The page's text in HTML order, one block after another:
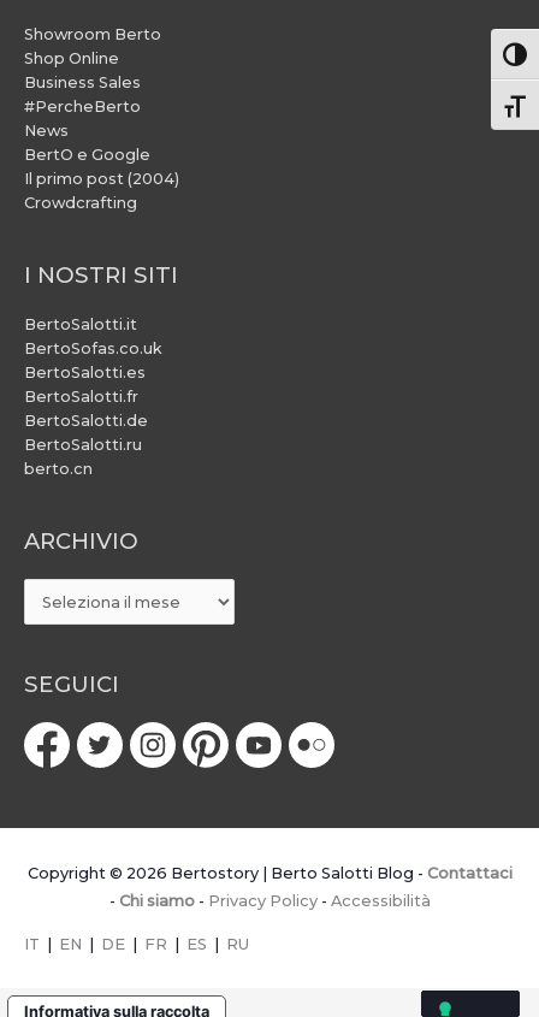
Showroom Berto
Shop Online
Business Sales
#PercheBerto
News
BertO e Google
Il primo post (2004)
Crowdcrafting
I NOSTRI SITI
BertoSalotti.it
BertoSofas.co.uk
BertoSalotti.es
BertoSalotti.fr
BertoSalotti.de
BertoSalotti.ru
berto.cn
ARCHIVIO
ARCHIVIO
SEGUICI
Copyright © 2026 Bertostory | Berto Salotti Blog - Contattaci
- Chi siamo- Privacy Policy- Accessibilità
IT | EN | DE | FR | ES | RU
Informativa sulla raccolta